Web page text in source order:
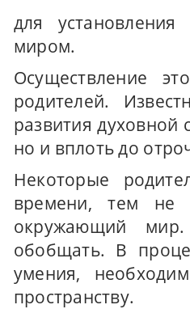
для
миром.
Осуществление
родителей.
развития
но и вплоть до
Некоторые
времени, тем не
окружающий
обобщать. В
умения,
пространству.